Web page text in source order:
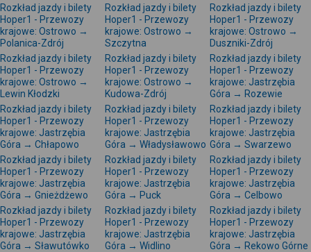
Rozkład jazdy i bilety
Hoper1 - Przewozy
krajowe: Ostrowo →
Polanica-Zdrój
Rozkład jazdy i bilety
Hoper1 - Przewozy
krajowe: Ostrowo →
Szczytna
Rozkład jazdy i bilety
Hoper1 - Przewozy
krajowe: Ostrowo →
Duszniki-Zdrój
Rozkład jazdy i bilety
Hoper1 - Przewozy
krajowe: Ostrowo →
Lewin Kłodzki
Rozkład jazdy i bilety
Hoper1 - Przewozy
krajowe: Ostrowo →
Kudowa-Zdrój
Rozkład jazdy i bilety
Hoper1 - Przewozy
krajowe: Jastrzębia
Góra → Rozewie
Rozkład jazdy i bilety
Hoper1 - Przewozy
krajowe: Jastrzębia
Góra → Chłapowo
Rozkład jazdy i bilety
Hoper1 - Przewozy
krajowe: Jastrzębia
Góra → Władysławowo
Rozkład jazdy i bilety
Hoper1 - Przewozy
krajowe: Jastrzębia
Góra → Swarzewo
Rozkład jazdy i bilety
Hoper1 - Przewozy
krajowe: Jastrzębia
Góra → Gnieżdżewo
Rozkład jazdy i bilety
Hoper1 - Przewozy
krajowe: Jastrzębia
Góra → Puck
Rozkład jazdy i bilety
Hoper1 - Przewozy
krajowe: Jastrzębia
Góra → Celbowo
Rozkład jazdy i bilety
Hoper1 - Przewozy
krajowe: Jastrzębia
Góra → Sławutówko
Rozkład jazdy i bilety
Hoper1 - Przewozy
krajowe: Jastrzębia
Góra → Widlino
Rozkład jazdy i bilety
Hoper1 - Przewozy
krajowe: Jastrzębia
Góra → Rekowo Górne